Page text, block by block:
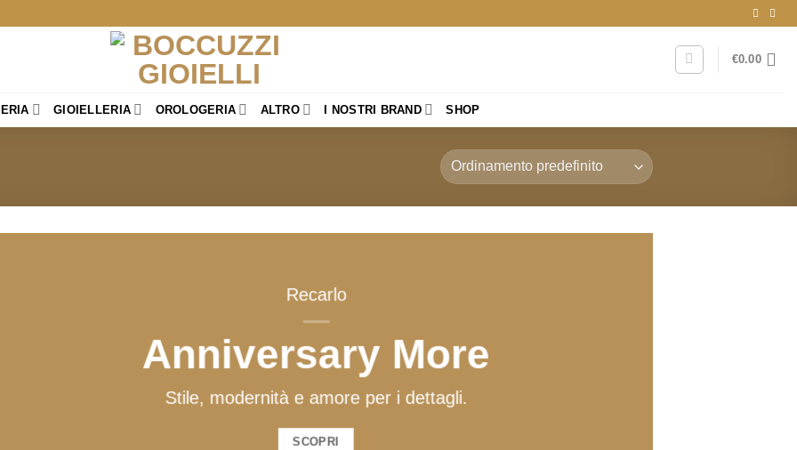
€0.00
GIOIELLERIA OROLOGERIA ALTRO I NOSTRI BRAND SHOP
Recarlo
Anniversary More
Stile, modernità e amore per i dettagli.
SCOPRI